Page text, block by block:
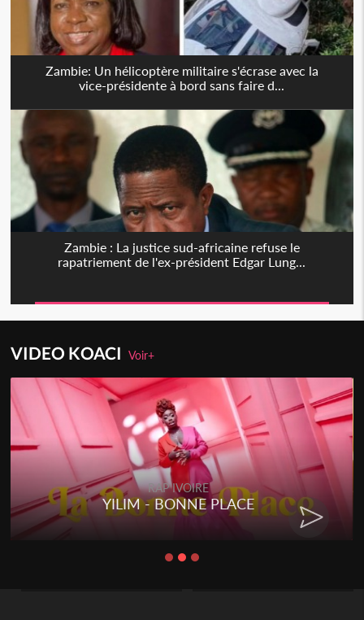
Zambie: Un hélicoptère militaire s'écrase avec la
vice-présidente à bord sans faire d...
Zambie : La justice sud-africaine refuse le
rapatriement de l'ex-président Edgar Lung...
VIDEO KOACIVoir+
RAP IVOIRE
YILIM - BONNE PLACE